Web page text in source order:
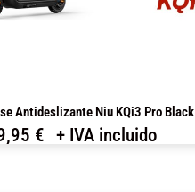
Antideslizante Niu KQi3 Pro Black
€ + IVA incluido